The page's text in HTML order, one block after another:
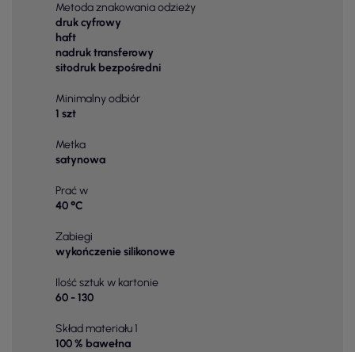
Metoda znakowania odzieży
druk cyfrowy
haft
nadruk transferowy
sitodruk bezpośredni
Minimalny odbiór
1 szt
Metka
satynowa
Prać w
40 °C
Zabiegi
wykończenie silikonowe
Ilość sztuk w kartonie
60 - 130
Skład materiału 1
100 % bawełna